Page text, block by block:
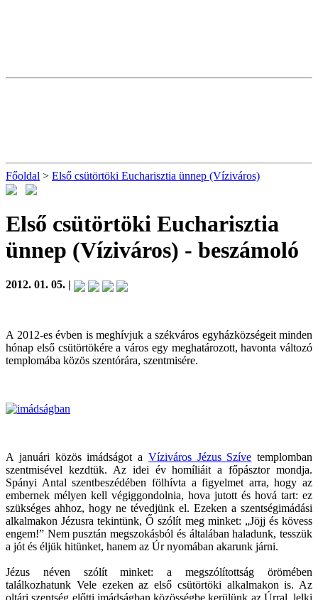
Főoldal > Első csütörtöki Eucharisztia ünnep (Víziváros)
Első csütörtöki Eucharisztia
ünnep (Víziváros) - beszámoló
2012. 01. 05. |
A 2012-es évben is meghívjuk a székváros egyházközségeit minden
hónap első csütörtökére a város egy meghatározott, havonta változó
templomába közös szentórára, szentmisére.
A januári közös imádságot a Víziváros Jézus Szíve templomban
szentmisével kezdtük. Az idei év homíliáit a főpásztor mondja.
Spányi Antal szentbeszédében fölhívta a figyelmet arra, hogy az
embernek mélyen kell végiggondolnia, hova jutott és hová tart: ez
szükséges ahhoz, hogy ne tévedjünk el. Ezeken a szentségimádási
alkalmakon Jézusra tekintünk, Ő szólít meg minket: „Jöjj és kövess
engem!” Nem pusztán megszokásból és általában haladunk, tesszük
a jót és éljük hitünket, hanem az Úr nyomában akarunk járni.
Jézus néven szólít minket: a megszólítottság örömében
találkozhatunk Vele ezeken az első csütörtöki alkalmakon is. Az
oltári szentség előtti imádságban közösségbe kerülünk az Úrral, lelki